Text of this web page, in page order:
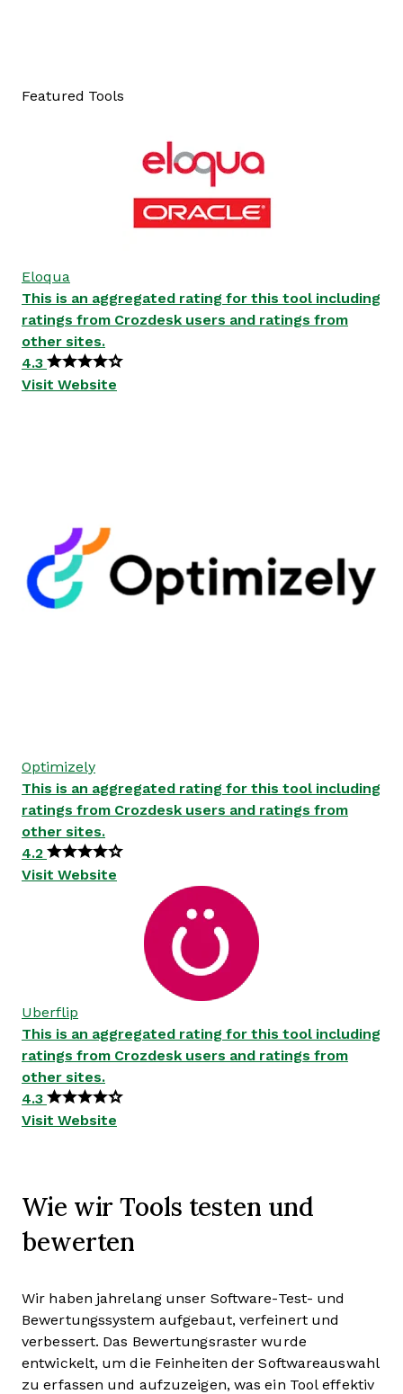
Featured Tools
Eloqua
This is an aggregated rating for this tool including
ratings from Crozdesk users and ratings from
other sites.
4.3
Visit Website
Optimizely
This is an aggregated rating for this tool including
ratings from Crozdesk users and ratings from
other sites.
4.2
Visit Website
Uberflip
This is an aggregated rating for this tool including
ratings from Crozdesk users and ratings from
other sites.
4.3
Visit Website
Wie wir Tools testen und
bewerten
Wir haben jahrelang unser Software-Test- und
Bewertungssystem aufgebaut, verfeinert und
verbessert. Das Bewertungsraster wurde
entwickelt, um die Feinheiten der Softwareauswahl
zu erfassen und aufzuzeigen, was ein Tool effektiv